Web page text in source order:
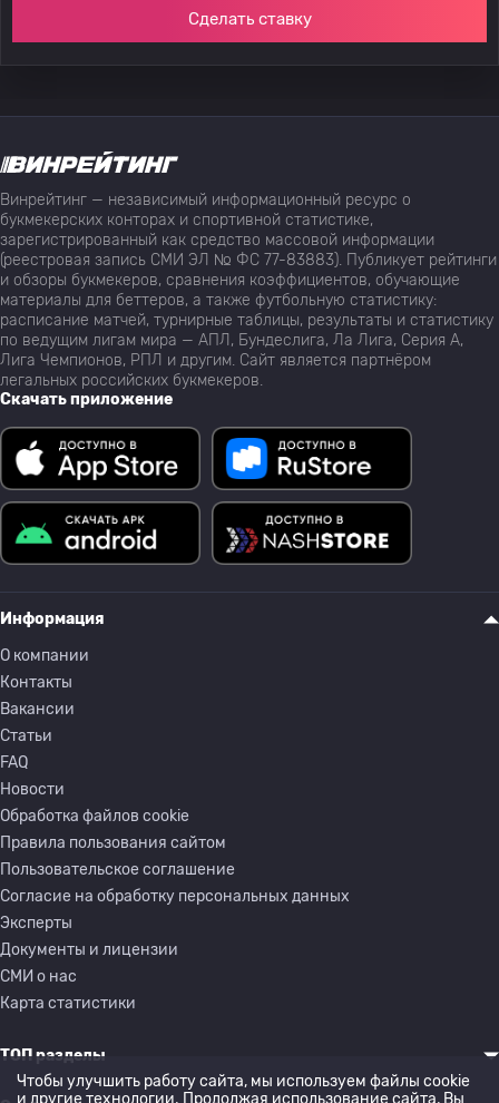
Сделать ставку
Винрейтинг — независимый информационный ресурс о
букмекерских конторах и спортивной статистике,
зарегистрированный как средство массовой информации
(реестровая запись СМИ ЭЛ № ФС 77-83883). Публикует рейтинги
и обзоры букмекеров, сравнения коэффициентов, обучающие
материалы для беттеров, а также футбольную статистику:
расписание матчей, турнирные таблицы, результаты и статистику
по ведущим лигам мира — АПЛ, Бундеслига, Ла Лига, Серия А,
Лига Чемпионов, РПЛ и другим. Сайт является партнёром
легальных российских букмекеров.
Скачать приложение
Информация
О компании
Контакты
Вакансии
Статьи
FAQ
Новости
Обработка файлов cookie
Правила пользования сайтом
Пользовательское соглашение
Согласие на обработку персональных данных
Эксперты
Документы и лицензии
СМИ о нас
Карта статистики
ТОП разделы
Чтобы улучшить работу сайта, мы используем файлы cookie
и другие технологии. Продолжая использование сайта, Вы